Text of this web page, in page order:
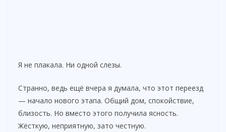
Я не плакала. Ни одной слезы.
Странно, ведь ещё вчера я думала, что этот переезд
— начало нового этапа. Общий дом, спокойствие,
близость. Но вместо этого получила ясность.
Жёсткую, неприятную, зато честную.